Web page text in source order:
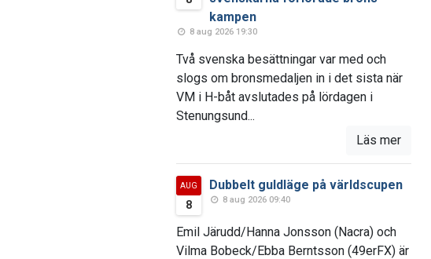
kampen
8 aug 2026 19:30
Två svenska besättningar var med och
slogs om bronsmedaljen in i det sista när
VM i H-båt avslutades på lördagen i
Stenungsund...
Läs mer
AUG
8
Dubbelt guldläge på världscupen
8 aug 2026 09:40
Emil Järudd/Hanna Jonsson (Nacra) och
Vilma Bobeck/Ebba Berntsson (49erFX) är